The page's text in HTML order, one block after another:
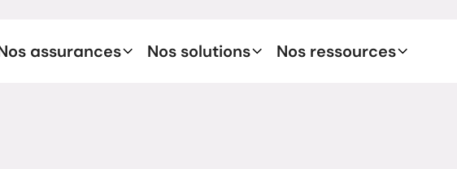
assurances Nos solutions Nos ressources